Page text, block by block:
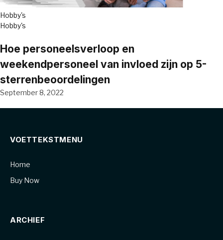
Hobby's
Hobby's
Hoe personeelsverloop en
weekendpersoneel van invloed zijn op 5-
sterrenbeoordelingen
September 8, 2022
VOETTEKSTMENU
Home
Buy Now
ARCHIEF